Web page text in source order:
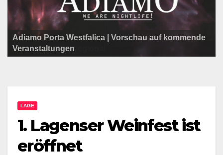
Programm der Komödie am Klosterplatz.
Litfaßsäule Überregional
Adiamo Porta Westfalica | Vorschau auf kommende
Veranstaltungen
Litfaßsäule Überregional
Litfaßsäule Überregional
LAGE
1. Lagenser Weinfest ist
eröffnet